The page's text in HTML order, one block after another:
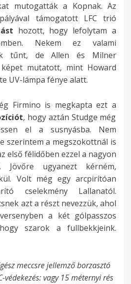
mutogatták a Kopnak. Az
támogatott LFC trió
hozott, hogy lefolytam a
Nekem ez valami
tűnt, de Allen és Milner
mutatott, mint Howard
UV-lámpa fénye alatt.
Firmino is megkapta ezt a
, hogy aztán Studge még
el a susnyásba. Nem
szerintem a megszokottnál is
első félidőben ezzel a nagyon
Jövőre ugyanezt kérném,
Volt még egy arcpirítóan
cselekmény Lallanatól.
azt a részt nevezzük, ahol
a két gólpasszos
szarok a fullbekkjeink.
meccsre jellemző borzasztó
védekezés: vagy 15 méternyi rés